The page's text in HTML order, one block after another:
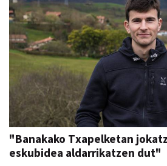
"Banakako Txapelketan
eskubidea aldarrikatzen dut"